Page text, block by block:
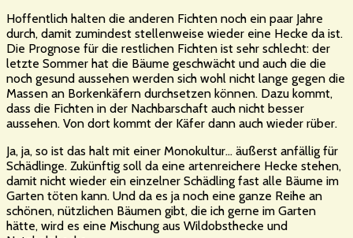
Hoffentlich halten die anderen Fichten noch ein paar Jahre
durch, damit zumindest stellenweise wieder eine Hecke da ist.
Die Prognose für die restlichen Fichten ist sehr schlecht: der
letzte Sommer hat die Bäume geschwächt und auch die die
noch gesund aussehen werden sich wohl nicht lange gegen die
Massen an Borkenkäfern durchsetzen können. Dazu kommt,
dass die Fichten in der Nachbarschaft auch nicht besser
aussehen. Von dort kommt der Käfer dann auch wieder rüber.
Ja, ja, so ist das halt mit einer Monokultur… äußerst anfällig für
Schädlinge. Zukünftig soll da eine artenreichere Hecke stehen,
damit nicht wieder ein einzelner Schädling fast alle Bäume im
Garten töten kann. Und da es ja noch eine ganze Reihe an
schönen, nützlichen Bäumen gibt, die ich gerne im Garten
hätte, wird es eine Mischung aus Wildobsthecke und